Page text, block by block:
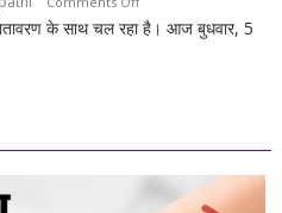
5
राशिफल
के साथ चल रहा है। आज बुधवार, 5